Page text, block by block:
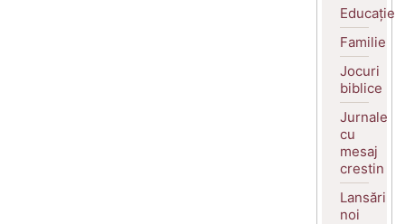
Educație
Familie
Jocuri
biblice
Jurnale
cu
mesaj
crestin
Lansări
noi